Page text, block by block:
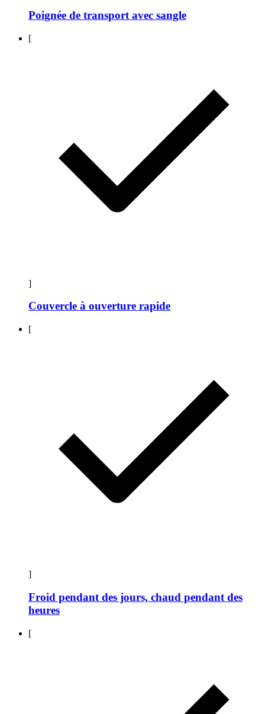
Poignée de transport avec sangle
[
]
Couvercle à ouverture rapide
[
]
Froid pendant des jours, chaud pendant des
heures
[